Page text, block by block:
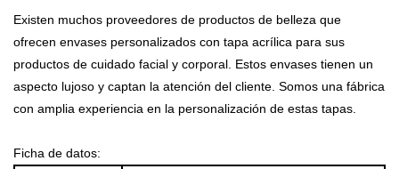
Existen muchos proveedores de productos de belleza que
ofrecen envases personalizados con tapa acrílica para sus
productos de cuidado facial y corporal. Estos envases tienen un
aspecto lujoso y captan la atención del cliente. Somos una fábrica
con amplia experiencia en la personalización de estas tapas.
Ficha de datos: